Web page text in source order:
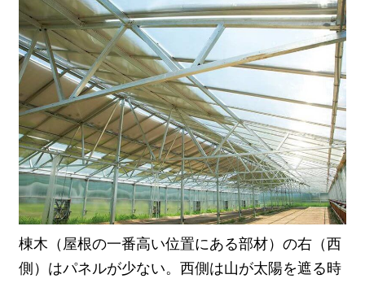
棟木（屋根の一番高い位置にある部材）の右（西
側）はパネルが少ない。西側は山が太陽を遮る時